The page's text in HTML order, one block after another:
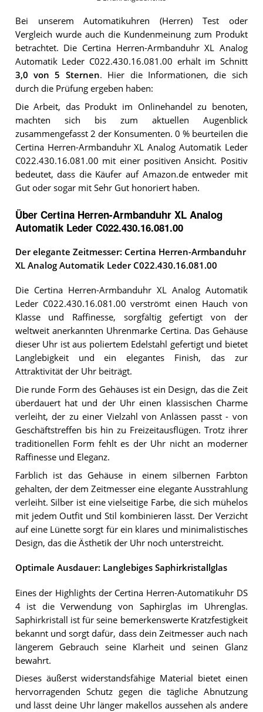
Bei unseremAutomatikuhren (Herren) Test oder
Vergleich wurde auch die Kundenmeinung zum Produkt
betrachtet. Die Certina Herren-Armbanduhr XL Analog
Automatik Leder C022.430.16.081.00 erhält im Schnitt
3,0 von 5 Sternen. Hier die Informationen, die sich
durch die Prüfung ergeben haben:
Die Arbeit, das Produkt im Onlinehandel zu benoten,
machten sich bis zum aktuellen Augenblick
zusammengefasst 2 der Konsumenten. 0 % beurteilen die
Certina Herren-Armbanduhr XL Analog Automatik Leder
C022.430.16.081.00 mit einer positiven Ansicht. Positiv
bedeutet, dass die Käufer auf Amazon.de entweder mit
Gut oder sogar mit Sehr Gut honoriert haben.
Über Certina Herren-Armbanduhr XL Analog
Automatik Leder C022.430.16.081.00
Der elegante Zeitmesser: Certina Herren-Armbanduhr
XL Analog Automatik Leder C022.430.16.081.00
Die Certina Herren-Armbanduhr XL Analog Automatik
Leder C022.430.16.081.00 verströmt einen Hauch von
Klasse und Raffinesse, sorgfältig gefertigt von der
weltweit anerkannten Uhrenmarke Certina. Das Gehäuse
dieser Uhr ist aus poliertem Edelstahl gefertigt und bietet
Langlebigkeit und ein elegantes Finish, das zur
Attraktivität der Uhr beiträgt.
Die runde Form des Gehäuses ist ein Design, das die Zeit
überdauert hat und der Uhr einen klassischen Charme
verleiht, der zu einer Vielzahl von Anlässen passt - von
Geschäftstreffen bis hin zu Freizeitausflügen. Trotz ihrer
traditionellen Form fehlt es der Uhr nicht an moderner
Raffinesse und Eleganz.
Farblich ist das Gehäuse in einem silbernen Farbton
gehalten, der dem Zeitmesser eine elegante Ausstrahlung
verleiht. Silber ist eine vielseitige Farbe, die sich mühelos
mit jedem Outfit und Stil kombinieren lässt. Der Verzicht
auf eine Lünette sorgt für ein klares und minimalistisches
Design, das die Ästhetik der Uhr noch unterstreicht.
Optimale Ausdauer: Langlebiges Saphirkristallglas
Eines der Highlights der Certina Herren-Automatikuhr DS
4 ist die Verwendung von Saphirglas im Uhrenglas.
Saphirkristall ist für seine bemerkenswerte Kratzfestigkeit
bekannt und sorgt dafür, dass dein Zeitmesser auch nach
längerem Gebrauch seine Klarheit und seinen Glanz
bewahrt.
Dieses äußerst widerstandsfähige Material bietet einen
hervorragenden Schutz gegen die tägliche Abnutzung
und lässt deine Uhr länger makellos aussehen als andere